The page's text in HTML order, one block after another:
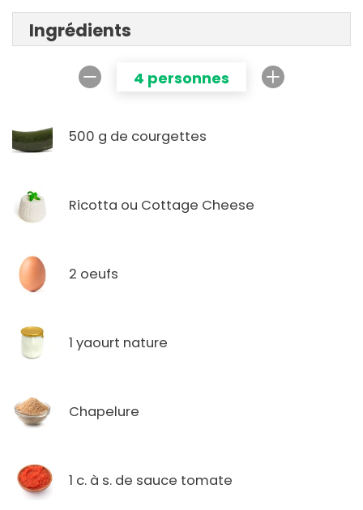
Ingrédients
4 personnes
500 g de courgettes
Ricotta ou Cottage Cheese
2 oeufs
1 yaourt nature
Chapelure
1 c. à s. de sauce tomate